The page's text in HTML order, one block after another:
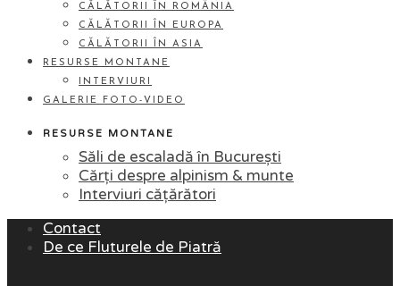
CĂLĂTORII ÎN ROMÂNIA
CĂLĂTORII ÎN EUROPA
CĂLĂTORII ÎN ASIA
RESURSE MONTANE
INTERVIURI
GALERIE FOTO-VIDEO
RESURSE MONTANE
Săli de escaladă în București
Cărți despre alpinism & munte
Interviuri cățărători
Contact
De ce Fluturele de Piatră